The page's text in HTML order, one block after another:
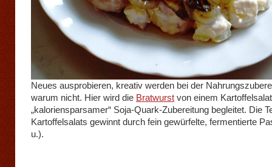
Neues ausprobieren, kreativ werden bei der
warum nicht. Hier wird die Bratwurst von einem
„kaloriensparsamer“ Soja-Quark-Zubereitung begleitet. Die
Kartoffelsalats gewinnt durch fein gewürfelte, fermentierte
u.).